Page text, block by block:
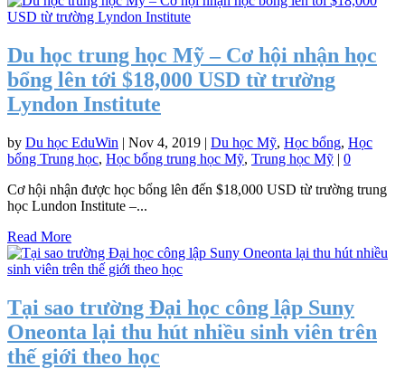
Du học trung học Mỹ – Cơ hội nhận học
bổng lên tới $18,000 USD từ trường
Lyndon Institute
by Du học EduWin | Nov 4, 2019 | Du học Mỹ, Học bổng, Học
bổng Trung học, Học bổng trung học Mỹ, Trung học Mỹ | 0
Cơ hội nhận được học bổng lên đến $18,000 USD từ trường trung
học Lundon Institute –...
Read More
Tại sao trường Đại học công lập Suny
Oneonta lại thu hút nhiều sinh viên trên
thế giới theo học